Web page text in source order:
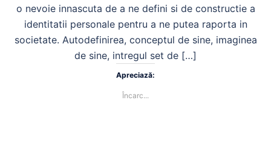
o nevoie innascuta de a ne defini si de constructie a
identitatii personale pentru a ne putea raporta in
societate. Autodefinirea, conceptul de sine, imaginea
de sine, intregul set de […]
Apreciază:
Încarc...